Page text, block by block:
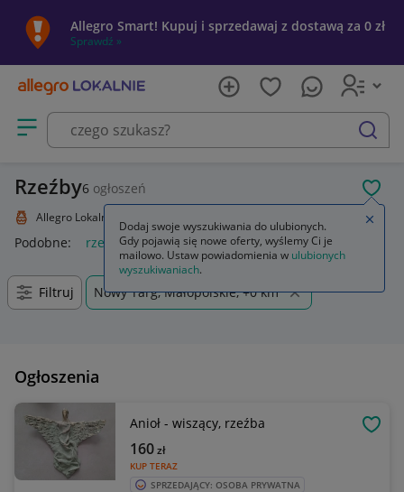
Allegro Smart! Kupuj i sprzedawaj z dostawą za 0 zł
Sprawdź »
Otwórz menu z kategoriami
szukaj
Rzeźby6 ogłoszeń
Allegro Lokalnie
Podobne: rzeźba rzeźba ogrodowa twarz rzeźba kobiety
Filtruj Nowy Targ, Małopolskie, +0 km
Ogłoszenia
Anioł - wiszący, rzeźba
KUP TERAZ
160zł
SPRZEDAJĄCY: OSOBA PRYWATNA
Dodaj swoje wyszukiwania do ulubionych.
Gdy pojawią się nowe oferty, wyślemy Ci je
mailowo. Ustaw powiadomienia w ulubionych
wyszukiwaniach.